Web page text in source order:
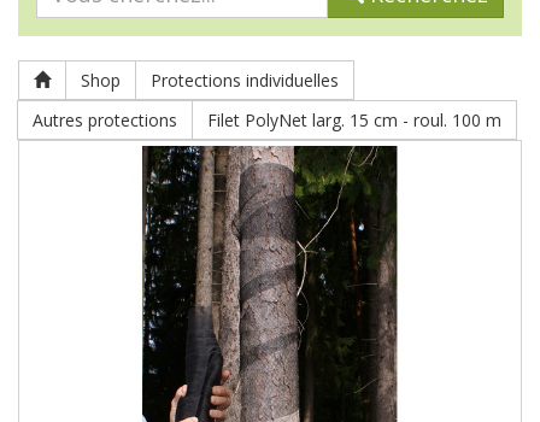
Shop
Protections individuelles
Autres protections
Filet PolyNet larg. 15 cm - roul. 100 m